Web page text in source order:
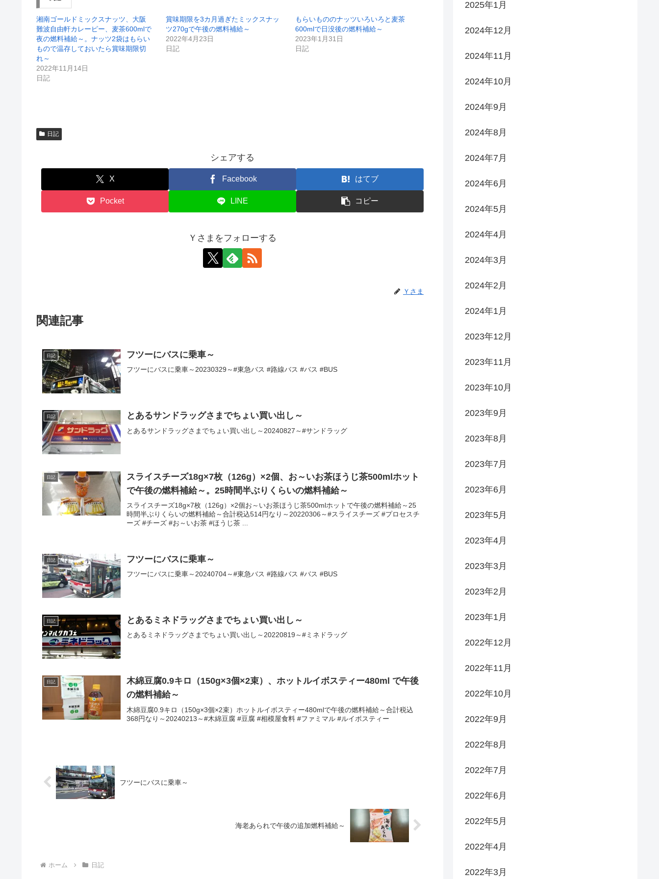
ウ
開
き
ま
す
)
い
新
し
い
ウ
ィ
ン
ウ
で
湘南ゴールドミックスナッツ、大阪
難波自由軒カレーピー、麦茶600mlで
夜の燃料補給～。ナッツ2袋はもらい
もので温存しておいたら賞味期限切
れ～
2022年11月14日
日記
賞味期限を3カ月過ぎたミックスナッ
ツ270gで午後の燃料補給～
2022年4月23日
日記
もらいもののナッツいろいろと麦茶
600mlで日没後の燃料補給～
2023年1月31日
日記
日記
シェアする
X Facebook はてブ
Pocket LINE コピー
Ｙさまをフォローする
Ｙさま
関連記事
日記 フツーにバスに乗車～
フツーにバスに乗車～20230329～#東急バス #路線バス #バス #BUS
日記 とあるサンドラッグさまでちょい買い出し～
とあるサンドラッグさまでちょい買い出し～20240827～#サンドラッグ
日記
スライスチーズ18g×7枚（126g）×2個、お～いお茶ほうじ茶500mlホット
で午後の燃料補給～。25時間半ぶりくらいの燃料補給～
スライスチーズ18g×7枚（126g）×2個お～いお茶ほうじ茶500mlホットで午後の燃料補給～25
時間半ぶりくらいの燃料補給～合計税込514円なり～20220306～#スライスチーズ #プロセスチ
ーズ #チーズ #お～いお茶 #ほうじ茶 ...
日記 フツーにバスに乗車～
フツーにバスに乗車～20240704～#東急バス #路線バス #バス #BUS
日記 とあるミネドラッグさまでちょい買い出し～
とあるミネドラッグさまでちょい買い出し～20220819～#ミネドラッグ
日記
木綿豆腐0.9キロ（150g×3個×2束）、ホットルイボスティー480ml で午後
の燃料補給～
木綿豆腐0.9キロ（150g×3個×2束）ホットルイボスティー480mlで午後の燃料補給～合計税込
368円なり～20240213～#木綿豆腐 #豆腐 #相模屋食料 #ファミマル #ルイボスティー
フツーにバスに乗車～
海老あられで午後の追加燃料補給～
ホーム 日記
2025年1月
2024年12月
2024年11月
2024年10月
2024年9月
2024年8月
2024年7月
2024年6月
2024年5月
2024年4月
2024年3月
2024年2月
2024年1月
2023年12月
2023年11月
2023年10月
2023年9月
2023年8月
2023年7月
2023年6月
2023年5月
2023年4月
2023年3月
2023年2月
2023年1月
2022年12月
2022年11月
2022年10月
2022年9月
2022年8月
2022年7月
2022年6月
2022年5月
2022年4月
2022年3月